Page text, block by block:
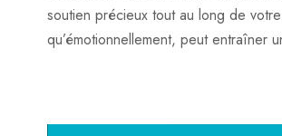
soutien précieux tout au long de
qu’émotionnellement, peut entraîner